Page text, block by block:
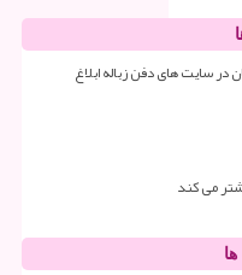
در سایت های دفن زباله ابلاغ
می کند